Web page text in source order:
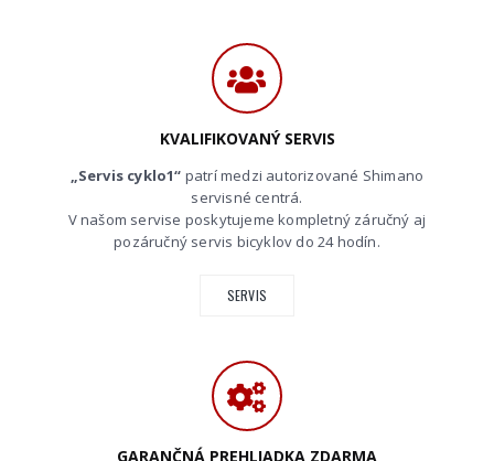
KVALIFIKOVANÝ SERVIS
„Servis cyklo1“ patrí medzi autorizované Shimano
servisné centrá.
V našom servise poskytujeme kompletný záručný aj
pozáručný servis bicyklov do 24 hodín.
SERVIS
GARANČNÁ PREHLIADKA ZDARMA